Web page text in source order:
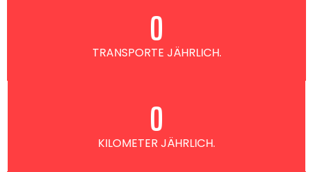
TRANSPORTE JÄHRLICH.
0
KILOMETER JÄHRLICH.
0